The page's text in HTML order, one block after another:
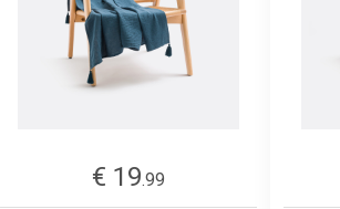
€ 19.99